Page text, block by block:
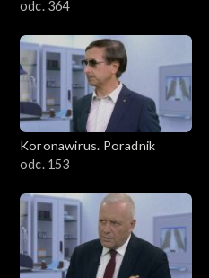
odc. 364
Koronawirus. Poradnik
odc. 153